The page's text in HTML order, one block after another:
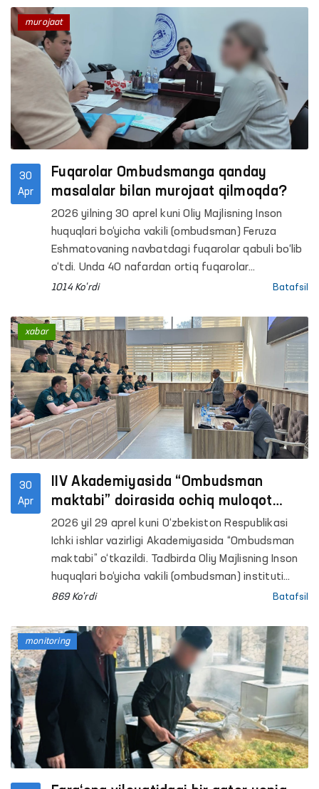
murojaat qildi.
30
Apr
Fuqarolar Ombudsmanga qanday
masalalar bilan murojaat qilmoqda?
2026 yilning 30 aprel kuni Oliy Majlisning Inson
huquqlari bo‘yicha vakili (ombudsman) Feruza
Eshmatovaning navbatdagi fuqarolar qabuli bo‘lib
o‘tdi. Unda 40 nafardan ortiq fuqarolar
murojaatlari tinglandi.
1014 Ko'rdi Batafsil
murojaat
30
Apr
IIV Akademiyasida “Ombudsman
maktabi” doirasida ochiq muloqot
o‘tkazildi
2026 yil 29 aprel kuni O‘zbekiston Respublikasi
Ichki ishlar vazirligi Akademiyasida “Ombudsman
maktabi” o‘tkazildi. Tadbirda Oliy Majlisning Inson
huquqlari bo‘yicha vakili (ombudsman) instituti
vakillari, IIV Akademiyasi professor-o‘qituvchilari,
nafarga yaqin ishtirokchi qamrab olindi.
869 Ko'rdi Batafsil
xabar
monitoring